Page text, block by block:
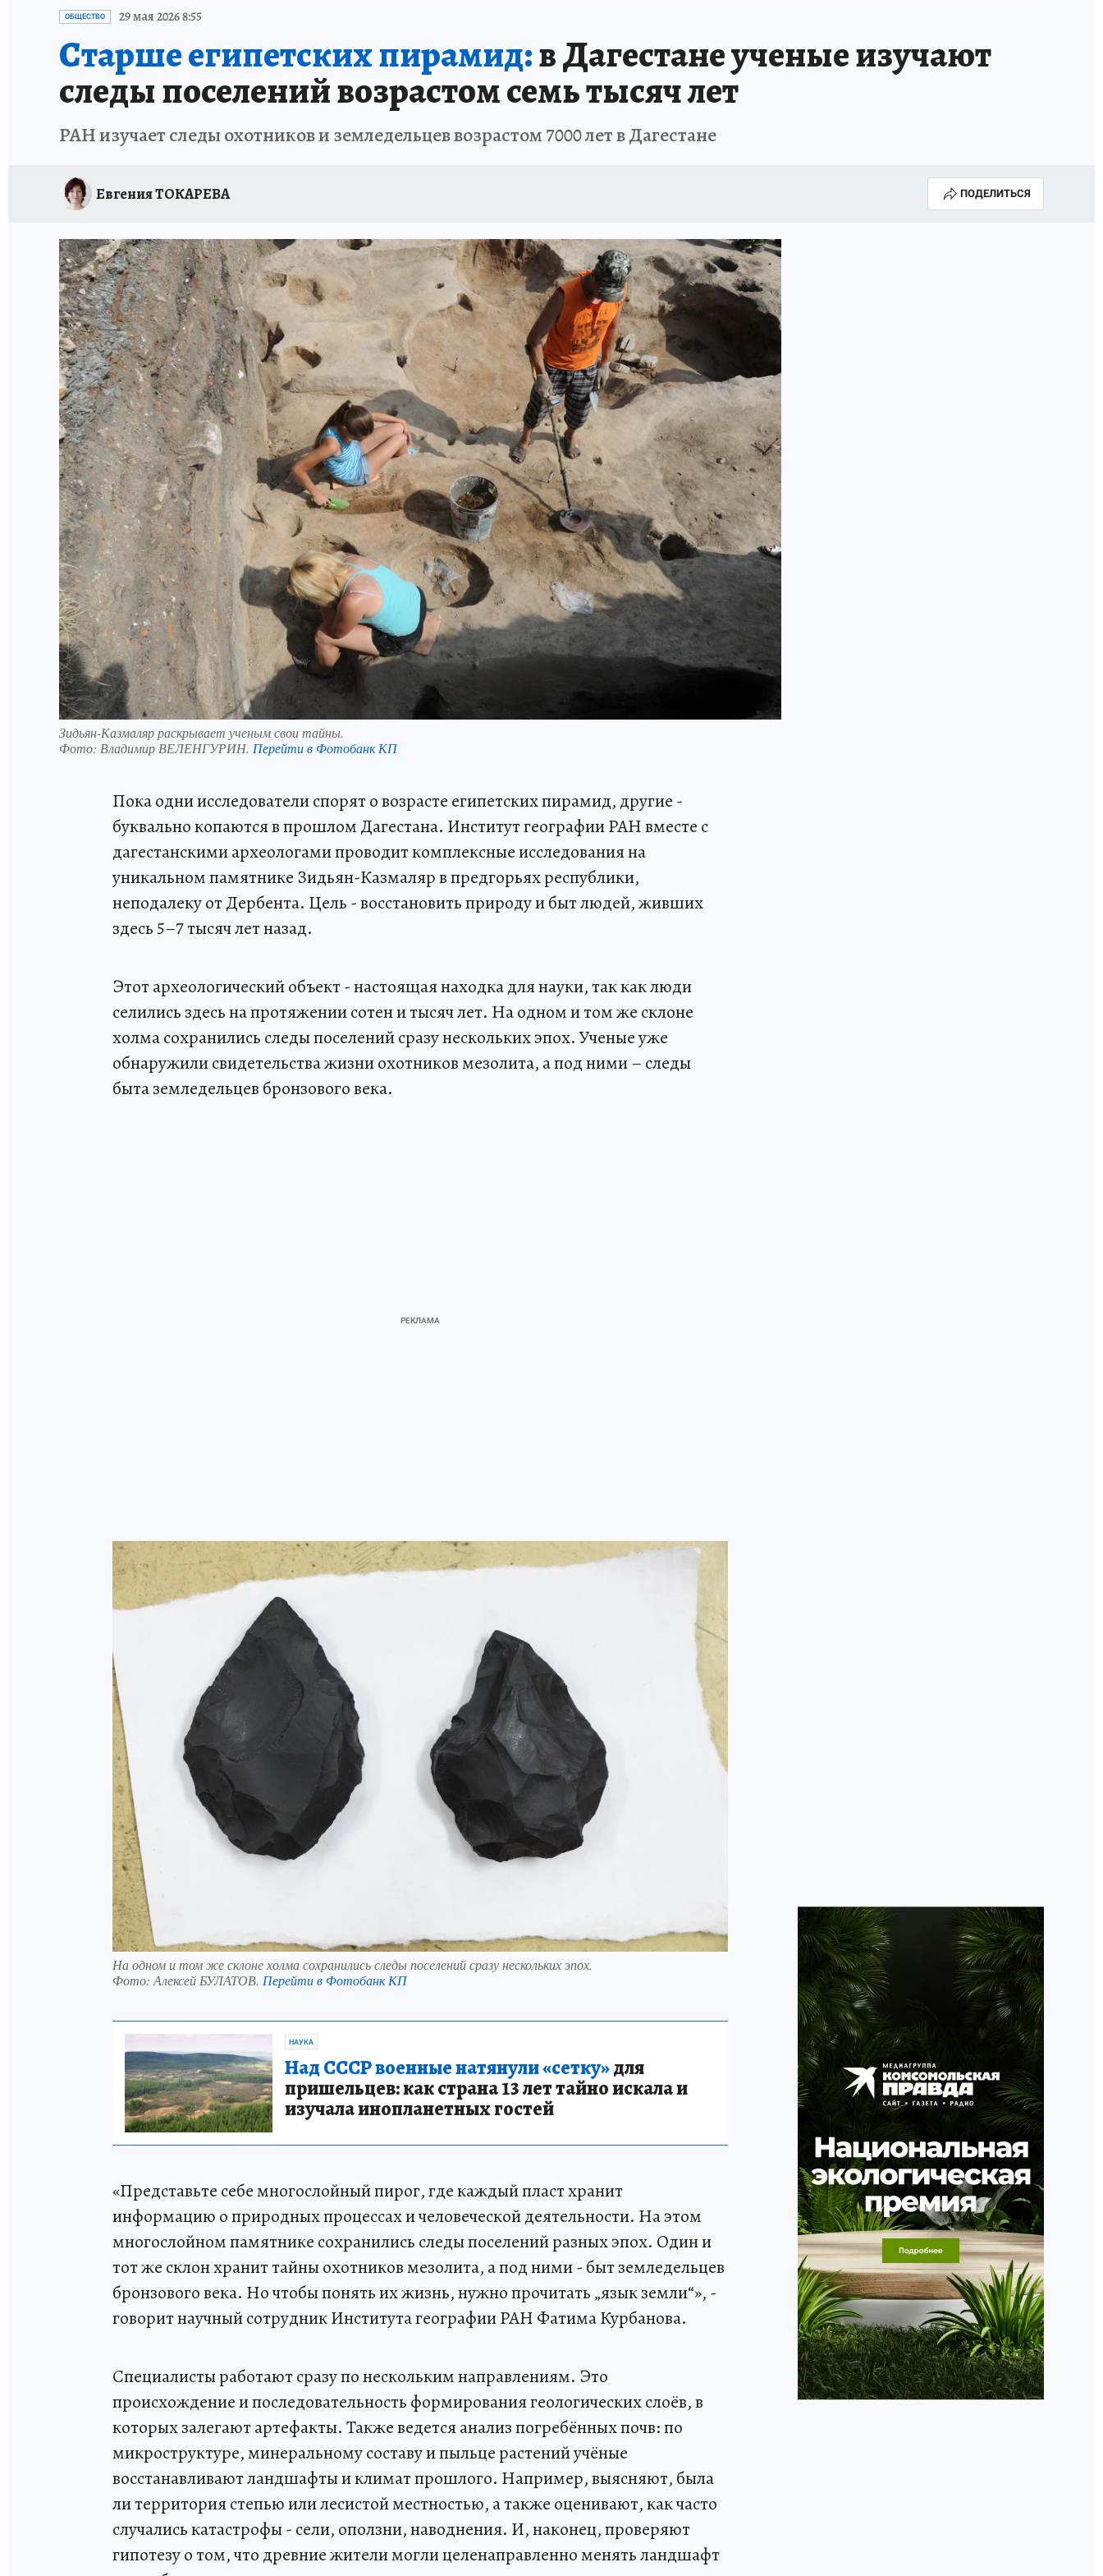
ЗАПОВЕДНАЯ РОССИЯ
ОБЩЕСТВО 29 мая 2026 8:55
Старше египетских пирамид:в Дагестане ученые изучают
следы поселений возрастом семь тысяч лет
РАН изучает следы охотников и земледельцев возрастом 7000 лет в Дагестане
Евгения ТОКАРЕВА ПОДЕЛИТЬСЯ
Зидьян-Казмаляр раскрывает ученым свои тайны.
Фото: Владимир ВЕЛЕНГУРИН. Перейти в Фотобанк КП
Пока одни исследователи спорят о возрасте египетских пирамид, другие -
буквально копаются в прошлом Дагестана. Институт географии РАН вместе с
дагестанскими археологами проводит комплексные исследования на
уникальном памятнике Зидьян-Казмаляр в предгорьях республики,
неподалеку от Дербента. Цель - восстановить природу и быт людей, живших
здесь 5–7 тысяч лет назад.
Этот археологический объект - настоящая находка для науки, так как люди
селились здесь на протяжении сотен и тысяч лет. На одном и том же склоне
холма сохранились следы поселений сразу нескольких эпох. Ученые уже
обнаружили свидетельства жизни охотников мезолита, а под ними – следы
быта земледельцев бронзового века.
На одном и том же склоне холма сохранились следы поселений сразу нескольких эпох.
Фото: Алексей БУЛАТОВ. Перейти в Фотобанк КП
НАУКА
Над СССР военные натянули «сетку»для
пришельцев: как страна 13 лет тайно искала и
изучала инопланетных гостей
«Представьте себе многослойный пирог, где каждый пласт хранит
информацию о природных процессах и человеческой деятельности. На этом
многослойном памятнике сохранились следы поселений разных эпох. Один и
тот же склон хранит тайны охотников мезолита, а под ними - быт земледельцев
бронзового века. Но чтобы понять их жизнь, нужно прочитать „язык земли“», -
говорит научный сотрудник Института географии РАН Фатима Курбанова.
Специалисты работают сразу по нескольким направлениям. Это
происхождение и последовательность формирования геологических слоёв, в
которых залегают артефакты. Также ведется анализ погребённых почв: по
микроструктуре, минеральному составу и пыльце растений учёные
восстанавливают ландшафты и климат прошлого. Например, выясняют, была
ли территория степью или лесистой местностью, а также оценивают, как часто
случались катастрофы - сели, оползни, наводнения. И, наконец, проверяют
гипотезу о том, что древние жители могли целенаправленно менять ландшафт